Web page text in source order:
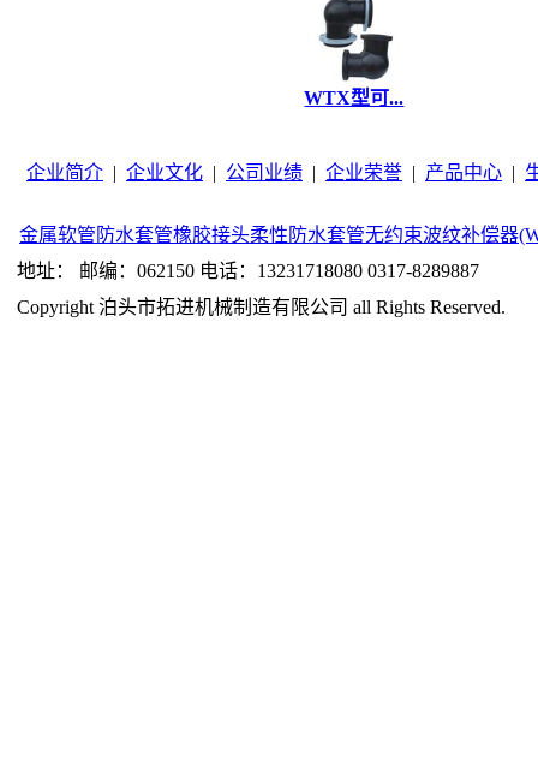
WTX型可...
企业简介 | 企业文化 | 公司业绩 | 企业荣誉 | 产品中心 |
金属软管 防水套管橡胶接头柔性防水套管无约束波纹补偿器
地址： 邮编：062150 电话：13231718080 0317-8289887
Copyright 泊头市拓进机械制造有限公司 all Rights Reserved.